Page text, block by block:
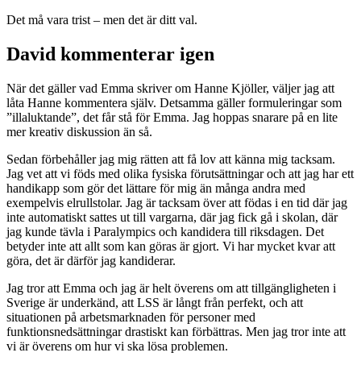
Det må vara trist – men det är ditt val.
David kommenterar igen
När det gäller vad Emma skriver om Hanne Kjöller, väljer jag att
låta Hanne kommentera själv. Detsamma gäller formuleringar som
”illaluktande”, det får stå för Emma. Jag hoppas snarare på en lite
mer kreativ diskussion än så.
Sedan förbehåller jag mig rätten att få lov att känna mig tacksam.
Jag vet att vi föds med olika fysiska förutsättningar och att jag har ett
handikapp som gör det lättare för mig än många andra med
exempelvis elrullstolar. Jag är tacksam över att födas i en tid där jag
inte automatiskt sattes ut till vargarna, där jag fick gå i skolan, där
jag kunde tävla i Paralympics och kandidera till riksdagen. Det
betyder inte att allt som kan göras är gjort. Vi har mycket kvar att
göra, det är därför jag kandiderar.
Jag tror att Emma och jag är helt överens om att tillgängligheten i
Sverige är underkänd, att LSS är långt från perfekt, och att
situationen på arbetsmarknaden för personer med
funktionsnedsättningar drastiskt kan förbättras. Men jag tror inte att
vi är överens om hur vi ska lösa problemen.